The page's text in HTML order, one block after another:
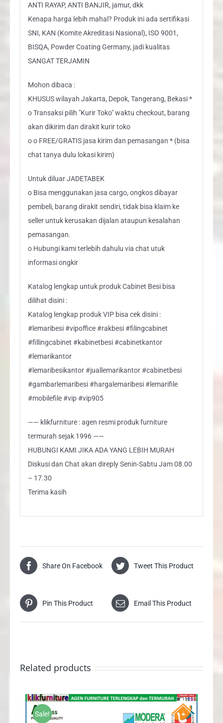
ANTI RAYAP, ANTI BANJIR, jamur, dkk
Kenapa harga lebih mahal? Produk ini ada sertifikasi
SNI, KAN (Komite Akreditasi Nasional), ISO 9001,
BISQA, Powder Coating Germany, jadi kualitas
SANGAT TERJAMIN
Mohon dibaca :
KHUSUS wilayah Jakarta, Depok, Tangerang, Bekasi *
o Transaksi pilih "Kurir Toko" waktu checkout, barang
akan dikirim dan dirakit kurir toko
o o FREE/GRATIS jasa kirim dan pemasangan * (bisa
chat tanya dulu lokasi kirim)
Untuk diluar JADETABEK
o Bisa menggunakan jasa cargo, ongkos dibayar
pembeli, barang dirakit sendiri, tidak bisa klaim ke
seller untuk kerusakan dijalan ataupun kesalahan
pemasangan.
o Hubungi kami terlebih dahulu via chat utuk
informasi ongkir
Katalog lengkap untuk produk Cabinet Besi bisa
dilihat disini :
Katalog lengkap produk VIP bisa cek disini :
#lemaribesi #vipoffice #rakbesi #filingcabinet
#fillingcabinet #kabinetbesi #cabinetkantor
#lemarikantor
#lemaribesikantor #juallemarikantor #cabinetbesi
#gambarlemaribesi #hargalemaribesi #lemarifile
#mobilefile #vip #vip905
—— klikfurniture : agen resmi produk furniture
termurah sejak 1996 ——
HUBUNGI KAMI JIKA ADA YANG LEBIH MURAH
Diskusi dan Chat akan direply Senin-Sabtu Jam 08.00
– 17.30
Terima kasih
Share On Facebook Tweet This Product
Pin This Product Email This Product
Related products
Sale!